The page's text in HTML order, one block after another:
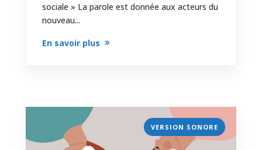
sociale » La parole est donnée aux acteurs du
nouveau...
En savoir plus
VERSION SONORE